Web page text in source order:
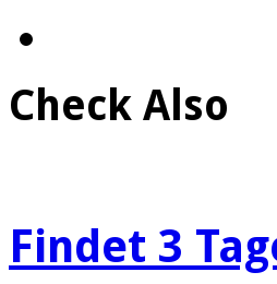
Check Also
Findet 3